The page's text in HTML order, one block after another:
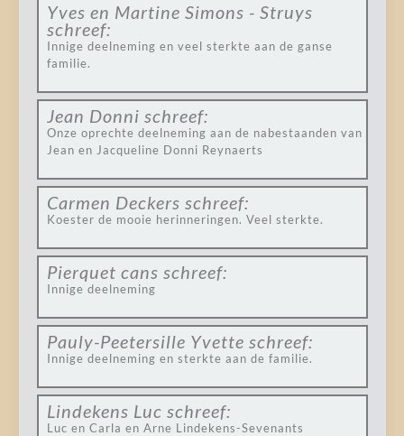
Yves en Martine Simons - Struys
schreef:
Innige deelneming en veel sterkte aan de ganse
familie.
Jean Donni schreef:
Onze oprechte deelneming aan de nabestaanden van
Jean en Jacqueline Donni Reynaerts
Carmen Deckers schreef:
Koester de mooie herinneringen. Veel sterkte.
Pierquet cans schreef:
Innige deelneming
Pauly-Peetersille Yvette schreef:
Innige deelneming en sterkte aan de familie.
Lindekens Luc schreef:
Luc en Carla en Arne Lindekens-Sevenants